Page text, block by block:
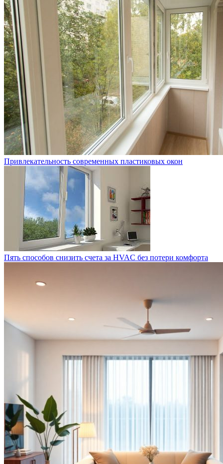
Привлекательность современных пластиковых окон
Пять способов снизить счета за HVAC без потери комфорта